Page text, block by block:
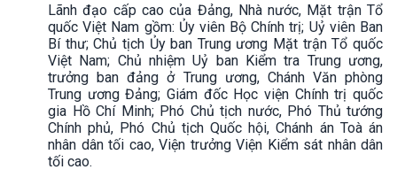
Lãnh đạo cấp cao của Đảng, Nhà nước, Mặt trận Tổ
quốc Việt Nam gồm: Ủy viên Bộ Chính trị; Uỷ viên Ban
Bí thư; Chủ tịch Ủy ban Trung ương Mặt trận Tổ quốc
Việt Nam; Chủ nhiệm Uỷ ban Kiểm tra Trung ương,
trưởng ban đảng ở Trung ương, Chánh Văn phòng
Trung ương Đảng; Giám đốc Học viện Chính trị quốc
gia Hồ Chí Minh; Phó Chủ tịch nước, Phó Thủ tướng
Chính phủ, Phó Chủ tịch Quốc hội, Chánh án Toà án
nhân dân tối cao, Viện trưởng Viện Kiểm sát nhân dân
tối cao.